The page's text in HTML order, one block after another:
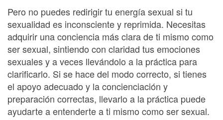
Pero no puedes redirigir tu energía sexual si tu
sexualidad es inconsciente y reprimida. Necesitas
adquirir una conciencia más clara de ti mismo como
ser sexual, sintiendo con claridad tus emociones
sexuales y a veces llevándolo a la práctica para
clarificarlo. Si se hace del modo correcto, si tienes
el apoyo adecuado y la concienciación y
preparación correctas, llevarlo a la práctica puede
ayudarte a entenderte a ti mismo como ser sexual.